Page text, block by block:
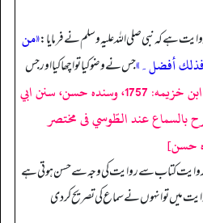
ہے کہ نبی صلی اللہ علیہ وسلم نے فرمایا:«من
أفضل۔»جس نے وضو کیا تو اچھا کیا اور جس
[صحيح ابن خزيمه: 1757، وسنده حسن، سنن ابي
صرح بالسماع عند الطّوسي فى مختصر
کتاب سے روایت کی وجہ سے حسن ہوتی ہے
میں تو انہوں نے سماع کی تصریح کردی